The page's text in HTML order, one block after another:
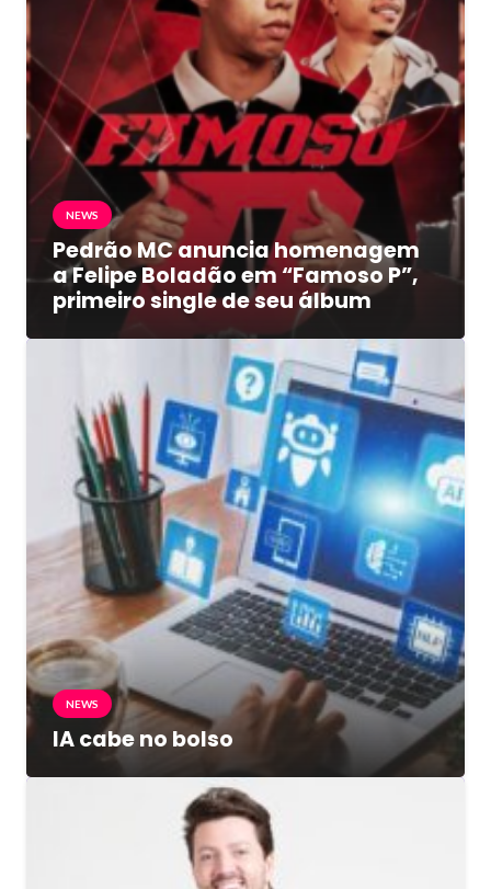
NEWS
Pedrão MC anuncia homenagem
a Felipe Boladão em “Famoso P”,
primeiro single de seu álbum
NEWS
IA cabe no bolso